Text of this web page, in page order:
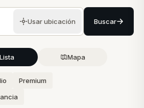
Usar ubicación Buscar
Lista Mapa
Premium